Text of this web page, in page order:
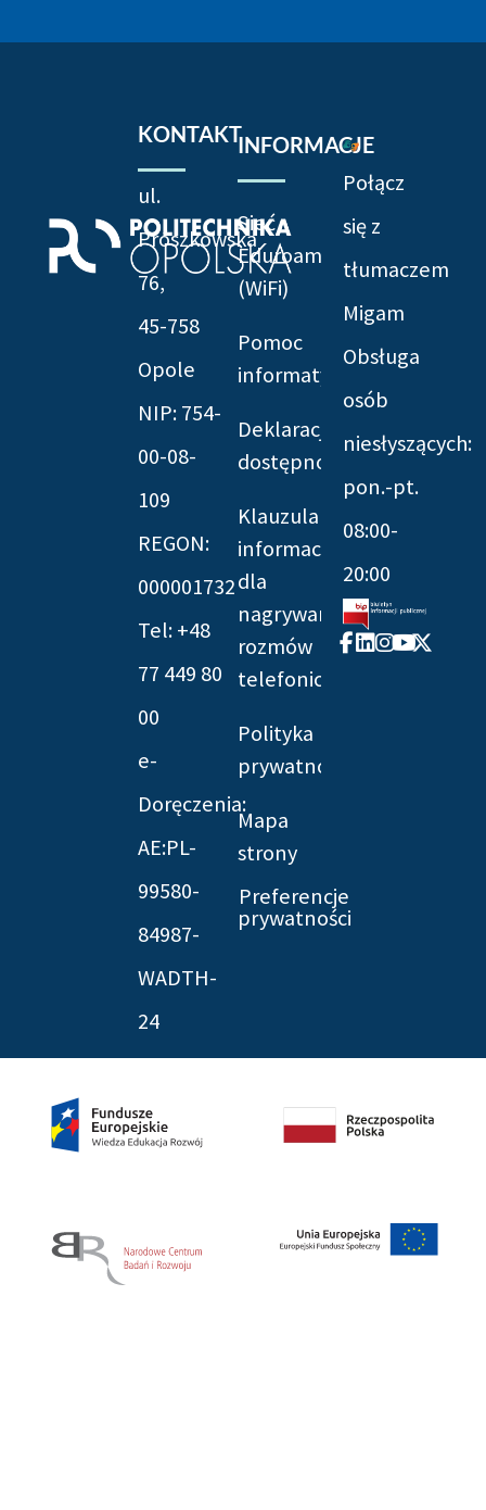
KONTAKT
ul.
Prószkowska
76,
45-758
Opole
NIP: 754-
00-08-
109
REGON:
000001732
Tel: +48
77 449 80
00
e-
Doręczenia:
AE:PL-
99580-
84987-
WADTH-
24
INFORMACJE
Sieć
Eduroam
(WiFi)
Pomoc
informatyczna
Deklaracja
dostępności
Klauzula
informacyjna
dla
nagrywania
rozmów
telefonicznych
Polityka
prywatności
Mapa
strony
Preferencje
prywatności
Połącz
się z
tłumaczem
Migam
Obsługa
osób
niesłyszących:
pon.-pt.
08:00-
20:00
Facebook-
f
Linkedin
Instagram
Youtube
X-
twitter